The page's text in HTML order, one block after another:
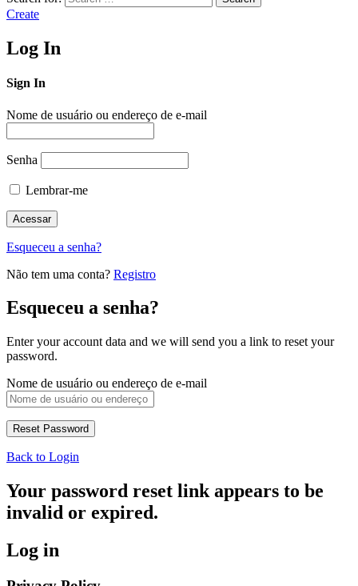
Create
Log In
Sign In
Nome de usuário ou endereço de e-mail
Senha
Lembrar-me
Esqueceu a senha?
Não tem uma conta? Registro
Esqueceu a senha?
Enter your account data and we will send you a link to reset your
password.
Nome de usuário ou endereço de e-mail
Back to Login
Your password reset link appears to be
invalid or expired.
Log in